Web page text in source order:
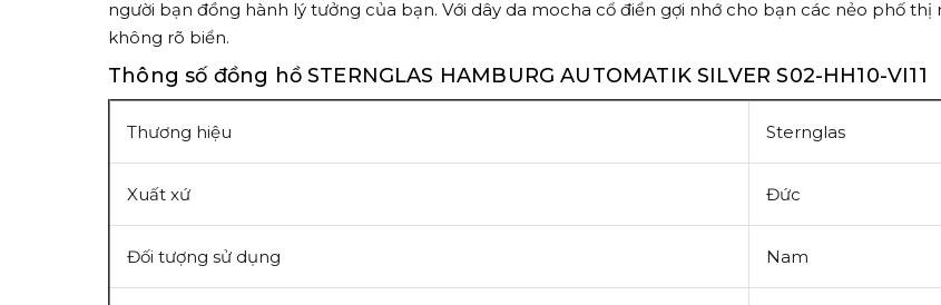
người bạn đồng hành lý tưởng của bạn. Với dây da mocha cổ điển gợi nhớ cho bạn các nẻo phố thị
không rõ biển.
Thông số đồng hồ STERNGLAS HAMBURG AUTOMATIK SILVER S02-HH10-VI11
Thương hiệu Sternglas
Xuất xứ Đức
Đối tượng sử dụng Nam